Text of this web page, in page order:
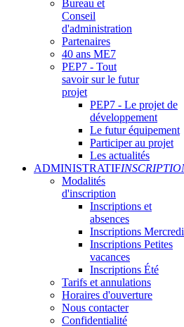
Bureau et
Conseil
d'administration
Partenaires
40 ans ME7
PEP7 - Tout
savoir sur le futur
projet
PEP7 - Le projet de
développement
Le futur équipement
Participer au projet
Les actualités
ADMINISTRATIF
Modalités
d'inscription
Inscriptions et
absences
Inscriptions
Inscriptions Petites
vacances
Inscriptions Été
Tarifs et annulations
Horaires d'ouverture
Nous contacter
Confidentialité